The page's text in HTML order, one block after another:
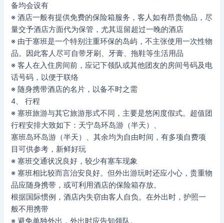
备均会设有
※ 酒店一般有提供免费的保险箱服务，客人如有昂贵物品，尽
量交予酒店方面代为保管，尤其逗留超过一晚的酒店
※ 由于塞班是一个特别注重环保的岛屿，不主张使用一次性物
品。因此客人尽可自带牙刷、牙膏、拖鞋等生活用品
※ 客人在入住房间前，应记下领队或其他团友的房间号码及电
话号码，以便于联络
※ 随身携带酒店的名片，以备不时之需
4、 行程
※ 塞班旅游与其它旅游形式不同，主要是悠闲度假式。超值团
行程安排大致如下：天宁岛环岛游（半天）、
塞班岛环岛游（半天）、其余均为自由时间，有多项自费项
目可供参考，新鲜好玩
※ 塞班交通状况良好，较少有塞车现象
※ 塞班相比较而言治安良好。但外出游玩时还应小心，贵重物
品应随身携带，或可利用酒店的保险箱存放。
根据国际惯例，酒店内失窃由客人自负。在外出时，护照一
般不用携带
※ 避免单独外出，外出时应告知领队。